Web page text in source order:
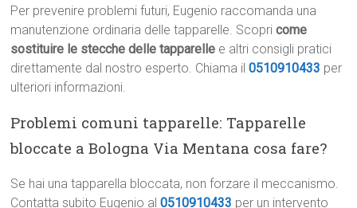
Per prevenire problemi futuri, Eugenio raccomanda una
manutenzione ordinaria delle tapparelle. Scopricome
sostituire le stecche delle tapparelle e altri consigli pratici
direttamente dal nostro esperto. Chiama il0510910433 per
ulteriori informazioni.
Problemi comuni tapparelle: Tapparelle
bloccate a Bologna Via Mentana cosa fare?
Se hai una tapparella bloccata, non forzare il meccanismo.
Contatta subito Eugenio al0510910433 per un intervento